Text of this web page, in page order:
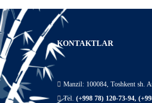
KONTAKTLAR
Manzil: 100084, Toshkent sh.
Tel.
(+998 78) 120-73-94,